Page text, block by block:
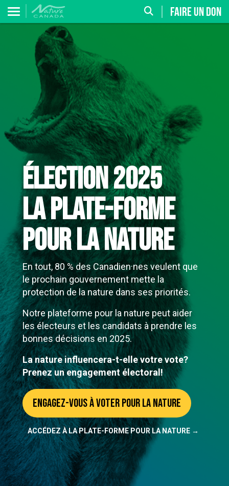
FAIRE UN DON
ÉLECTION 2025
La plate-forme
pour la nature
En tout, 80 % des Canadien·nes veulent que
le prochain gouvernement mette la
protection de la nature dans ses priorités.
Notre plateforme pour la nature peut aider
les électeurs et les candidats à prendre les
bonnes décisions en 2025.
La nature influencera-t-elle votre vote?
Prenez un engagement électoral!
Engagez-vous à voter pour la nature
ACCÉDEZ À LA PLATE-FORME POUR LA NATURE →